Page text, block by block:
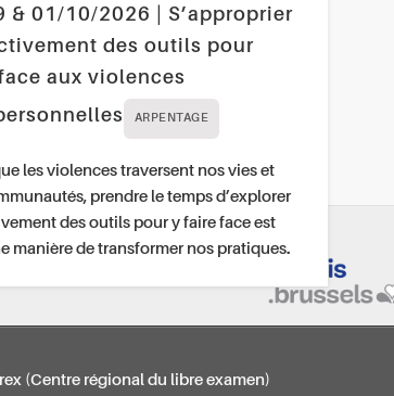
& 01/10/2026 | S’approprier
des outils pour
aux violences
ARPENTAGE
les violences traversent nos vies et
prendre le temps d’explorer
des outils pour y faire face est
manière de transformer nos pratiques.
(Centre régional du libre examen)